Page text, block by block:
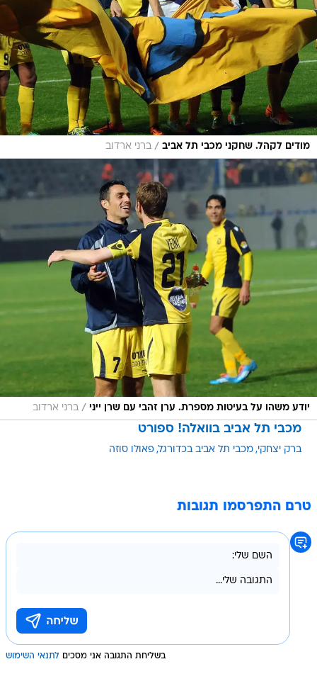
מודים לקהל. שחקני מכבי תל אביב / ברני ארדוב
יודע משהו על בעיטות מספרת. ערן זהבי עם שרן ייני / ברני ארדוב
מכבי תל אביב בוואלה! ספורט
ברק יצחקי מכבי תל אביב בכדורגל פאולו סוזה
טרם התפרסמו תגובות
בשליחת התגובה אני מסכים לתנאי השימוש